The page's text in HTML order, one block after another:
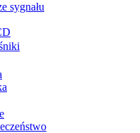
sygnału